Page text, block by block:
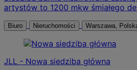
artystów to 1200 mkw śmiałego
Biuro Nieruchomości Warszawa,
JLL - Nowa siedziba główna